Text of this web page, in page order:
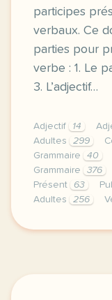
participes
verbaux. Ce
parties pour
verbe : 1. Le
3. L’adjectif…
Adjectif 14
Adultes
299
Grammaire
40
Grammaire
376
Présent
63
Adultes
256
en